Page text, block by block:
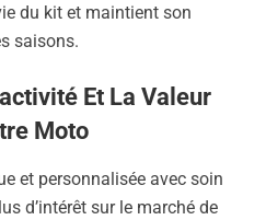
du kit et maintient son
saisons.
Et La Valeur
Moto
et personnalisée avec soin
d’intérêt sur le marché de